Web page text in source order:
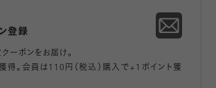
登録
ーポンをお届け。
得。会員は110円（税込）購入で+1ポイント獲